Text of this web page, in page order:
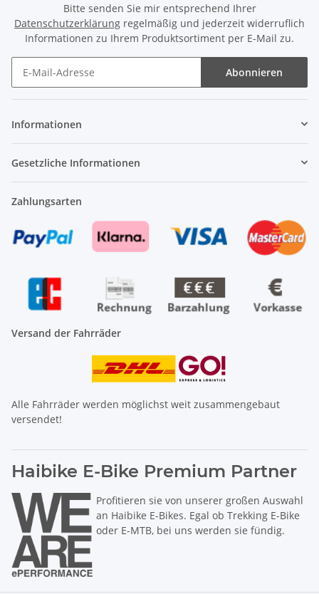
Bitte senden Sie mir entsprechend Ihrer
Datenschutzerklärung regelmäßig und jederzeit widerruflich
Informationen zu Ihrem Produktsortiment per E-Mail zu.
Abonnieren
Informationen
Gesetzliche Informationen
Zahlungsarten
Versand der Fahrräder
Alle Fahrräder werden möglichst weit zusammengebaut
versendet!
Haibike E-Bike Premium Partner
Profitieren sie von unserer großen Auswahl
an Haibike E-Bikes. Egal ob Trekking E-Bike
oder E-MTB, bei uns werden sie fündig.